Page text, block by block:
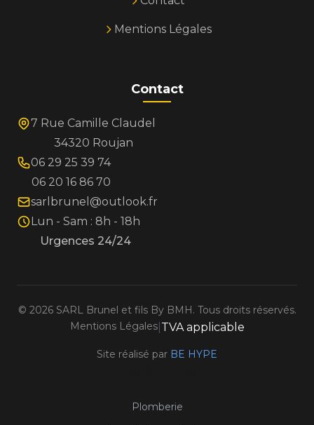
Mentions Légales
Contact
7 Rue Camille Claudel
34320 Roujan
06 29 25 39 74
06 20 16 86 70
sarlbrunel@outlook.fr
Lun - Sam : 8h - 18h
Urgences 24/24
© 2026SARL Brunel et fils By BMH. Tous droits réservés.
Mentions Légales| TVA applicable
Site réalisé par BE HYPE
Plomberie